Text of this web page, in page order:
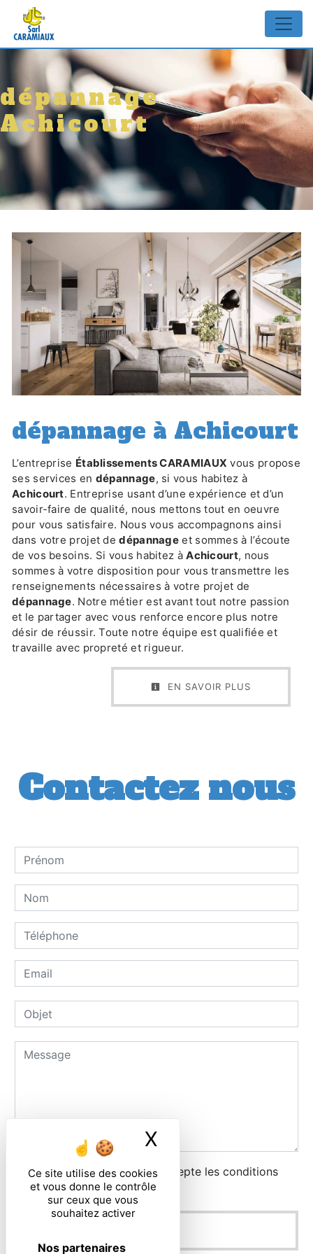
Panneau de gestion des cookies
Ce site utilise des cookies
et vous donne le contrôle
sur ceux que vous
souhaitez activer
Nos partenaires
X
dépannage
Achicourt
dépannage à Achicourt
L’entreprise Établissements CARAMIAUX vous propose
ses services en dépannage, si vous habitez à
Achicourt. Entreprise usant d’une expérience et d’un
savoir-faire de qualité, nous mettons tout en oeuvre
pour vous satisfaire. Nous vous accompagnons ainsi
dans votre projet dedépannage et sommes à l’écoute
de vos besoins. Si vous habitez àAchicourt, nous
sommes à votre disposition pour vous transmettre les
renseignements nécessaires à votre projet de
dépannage. Notre métier est avant tout notre passion
et le partager avec vous renforce encore plus notre
désir de réussir. Toute notre équipe est qualifiée et
travaille avec propreté et rigueur.
EN SAVOIR PLUS
Contactez nous
En cochant cette case, j'accepte les conditions
particulières ci-dessous **